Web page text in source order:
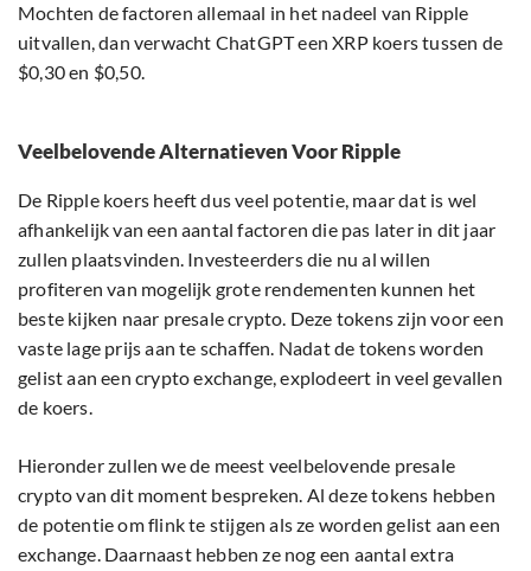
Mochten de factoren allemaal in het nadeel van Ripple
uitvallen, dan verwacht ChatGPT een XRP koers tussen de
$0,30 en $0,50.
Veelbelovende Alternatieven Voor Ripple
De Ripple koers heeft dus veel potentie, maar dat is wel
afhankelijk van een aantal factoren die pas later in dit jaar
zullen plaatsvinden. Investeerders die nu al willen
profiteren van mogelijk grote rendementen kunnen het
beste kijken naar presale crypto. Deze tokens zijn voor een
vaste lage prijs aan te schaffen. Nadat de tokens worden
gelist aan een crypto exchange, explodeert in veel gevallen
de koers.
Hieronder zullen we de meest veelbelovende presale
crypto van dit moment bespreken. Al deze tokens hebben
de potentie om flink te stijgen als ze worden gelist aan een
exchange. Daarnaast hebben ze nog een aantal extra